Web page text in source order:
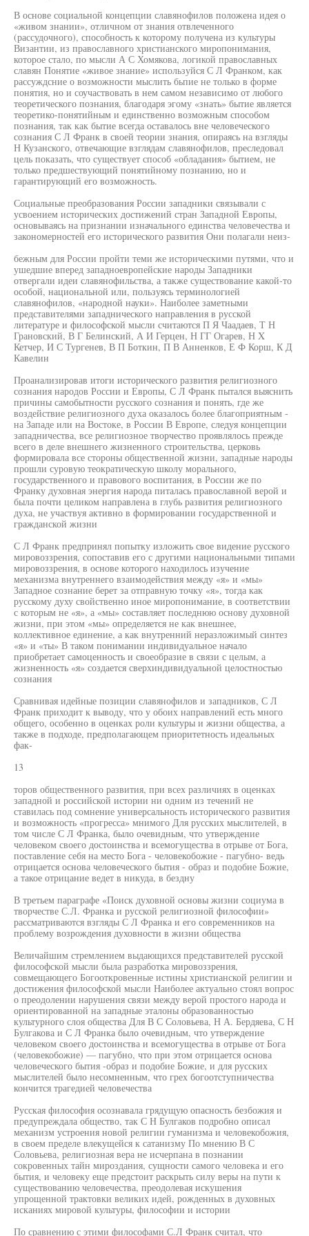
В основе социальной концепции славянофилов положена идея о
«живом знании», отличном от знания отвлеченного
(рассудочного), способность к которому получена из культуры
Византии, из православного христианского миропонимания,
которое стало, по мысли А С Хомякова, логикой православных
славян Понятие «живое знание» используйся С Л Франком, как
рассуждсние о возможности мыслить бьпие не только в форме
понятия, но и соучаствовать в нем самом независимо от любого
теоретического познания, благодаря эгому «знать» бытие является
теоретико-понятийным и единственно возможным способом
познания, так как бытие всегда оставалось вне человеческого
сознания С Л Франк в своей теории знания, опираясь на взгляды
Н Кузанского, отвечающие взглядам славянофилов, преследовал
цель показать, что существует способ «обладания» бытием, не
только предшествующий понятийному познанию, но и
гарантирующий его возможность.
Социальные преобразования России западники связывали с
усвоением исторических достижений стран Западной Европы,
основываясь на признании изначального единства человечества и
закономерностей его исторического развития Они полагали неиз-
бежным для России пройти теми же историческими путями, что и
ушедшие вперед западноевропейские народы Западники
отвергали идеи славянофильства, а также существование какой-то
особой, национальной или, пользуясь терминологией
славянофилов, «народной науки». Наиболее заметными
представителями западнического направления в русской
литературе и философской мысли считаются П Я Чаадаев, Т Н
Грановский, В Г Белинский, А И Герцен, Н ГГ Огарев, Н X
Кетчер, И С Тургенев, В П Боткин, П В Анненков, Е Ф Корш, К Д
Кавелин
Проанализировав итоги исторического развития религиозного
сознания народов России и Европы, С Л Франк пытался выяснить
причины самобытности русского сознания и понять, где же
воздействие религиозного духа оказалось более благоприятным -
на Западе или на Востоке, в России В Европе, следуя концепции
западничества, все религиозное творчество проявлялось прежде
всего в деле внешнего жизненного строительства, церковь
формировала все стороны общественной жизни, западные народы
прошли суровую теократическую школу морального,
государственного и правового воспитания, в России же по
Франку духовная энергия народа питалась православной верой и
была почти целиком направлена в глубь развития религиозного
духа, не участвуя активно в формировании государственной и
гражданской жизни
С Л Франк предпринял попытку изложить свое видение русского
мировоззрения, сопоставив его с другими национальными типами
мировоззрения, в основе которого находилось изучение
механизма внутреннего взаимодействия между «я» и «мы»
Западное сознание берет за отправную точку «я», тогда как
русскому духу свойственно иное миропонимание, в соответствии
с которым не «я», а «мы» составляет последнюю основу духовной
жизни, при этом «мы» определяется не как внешнее,
коллективное единение, а как внутренний неразложимый синтез
«я» и «ты» В таком понимании индивидуальное начало
приобретает самоценность и своеобразие в связи с целым, а
жизненность «я» создается сверхиндивидуальной целостностью
сознания
Сравнивая идейные позиции славянофилов и западников, С Л
Франк приходит к выводу, что у обоих направлений есть много
общего, особенно в оценках роли культуры и жизни общества, а
также в подходе, предполагающем приоритетность идеальных
фак-
13
торов общественного развития, при всех различиях в оценках
западной и российской истории ни одним из течений не
ставилась под сомнение универсальность исторического развития
и возможность «прогресса» мнимого Для русских мыслителей, в
том числе С Л Франка, было очевидным, что утверждение
человеком своего достоинства и всемогущества в отрыве от Бога,
поставление себя на место Бога - человекобожие - пагубно- ведь
отрицается основа человеческого бытия - образ и подобие Божие,
а такое отрицание ведет в никуда, в бездну
В третьем параграфе «Поиск духовной основы жизни социума в
творчестве С.Л. Франка и русской религиозной философии»
рассматриваются взгляды С Л Франка и его современников на
проблему возрождения духовности в жизни общества
Величайшим стремлением выдающихся представителей русской
философской мысли была разработка мировоззрения,
совмещающего Богооткровенные истины христианской религии и
достижения философской мысли Наиболее актуально стоял вопрос
о преодолении нарушения связи между верой простого народа и
ориентированной на западные эталоны образованностью
культурного слоя общества Для В С Соловьева, Н А. Бердяева, С Н
Булгакова и С Л Франка было очевидным, что утверждение
человеком своего достоинства и всемогущества в отрыве от Бога
(человекобожие) — пагубно, что при этом отрицается основа
человеческого бытия -образ и подобие Божие, и для русских
мыслителей было несомненным, что грех богоотступничества
кончится трагедией человечества
Русская философия осознавала грядущую опасность безбожия и
предупреждала общество, так С Н Булгаков подробно описал
механизм устроения новой религии гуманизма и человекобожия,
в своем пределе влекущейся к сатанизму По мнению В С
Соловьева, религиозная вера не исчерпана в познании
сокровенных тайн мироздания, сущности самого человека и его
бытия, и человеку еще предстоит раскрыть силу веры на пути к
существованию человечества, преодолевая искушения
упрощенной трактовки великих идей, рожденных в духовных
исканиях мировой культуры, философии и истории
По сравнению с этими философами С.Л Франк считал, что